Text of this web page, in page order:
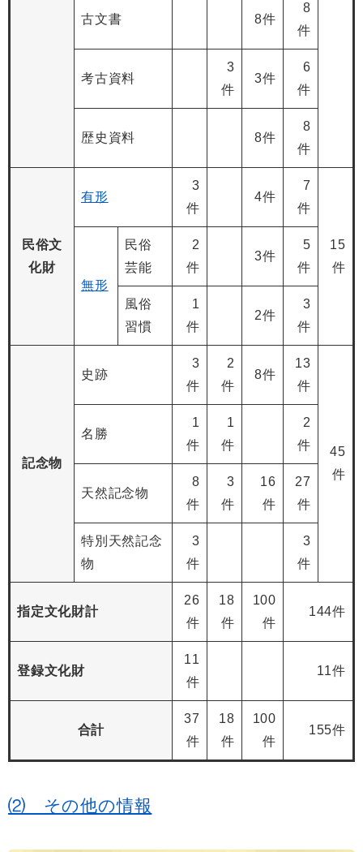
古文書 8件
8
件
考古資料
3
件
3件
6
件
歴史資料 8件
8
件
民俗文
化財
有形
3
件
4件
7
件
15
件
無形
民俗
芸能
2
件
3件
5
件
風俗
習慣
1
件
2件
3
件
記念物
史跡
3
件
2
件
8件
13
件
45
件
名勝
1
件
1
件
2
件
天然記念物
8
件
3
件
16
件
27
件
特別天然記念
物
3
件
3
件
指定文化財計
26
件
18
件
100
件
144件
登録文化財
11
件
11件
合計
37
件
18
件
100
件
155件
⑵ その他の情報